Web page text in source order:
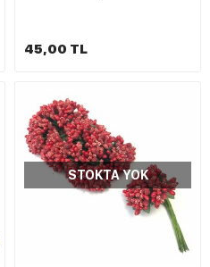
45,00 TL
STOKTA YOK